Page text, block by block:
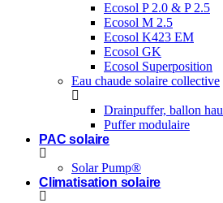
Ecosol P 2.0 & P 2.5
Ecosol M 2.5
Ecosol K423 EM
Ecosol GK
Ecosol Superposition
Eau chaude solaire collective
Drainpuffer, ballon
Puffer modulaire
PAC solaire
Solar Pump®
Climatisation solaire